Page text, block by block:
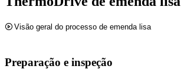
Visão geral do processo de emenda lisa
Preparação e inspeção